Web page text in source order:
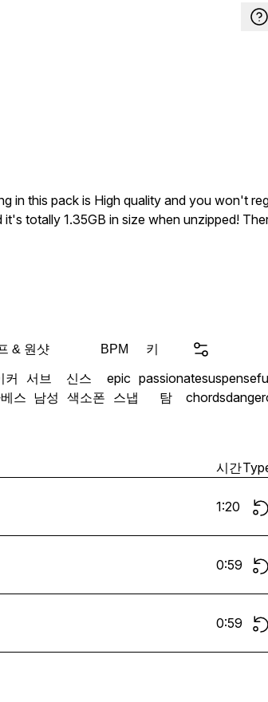
in this pack is High quality and you won't
totally 1.35GB in size when unzipped!
& 원샷 BPM 키
커 서브 신스 epic passionate
스 남성 색소폰 스냅 탐 chords
시간
1:20
0:59
0:59